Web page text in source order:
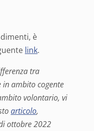
è
link.
tra
in ambito cogente
volontario, vi
articolo,
ottobre 2022